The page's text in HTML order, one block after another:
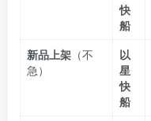
快
船
新品上架 （不
急）
以
星
快
船